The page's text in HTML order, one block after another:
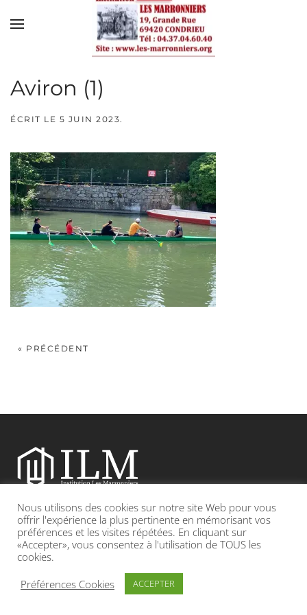
Skip to main content
Aviron (1)
ÉCRIT LE 5 JUIN 2023.
« PRÉCÉDENT
Etablissement catholique sous contrat d’association avec l’Etat
Adresse : 19, Grande rue 69420 CONDRIEU
INFOS LÉGALES POLITIQUE DE CONFIDENTIALITÉ
Nous utilisons des cookies sur notre site Web pour vous
offrir l'expérience la plus pertinente en mémorisant vos
préférences et les visites répétées. En cliquant sur
«Accepter», vous consentez à l'utilisation de TOUS les
cookies.
Préférences Cookies
ACCEPTER